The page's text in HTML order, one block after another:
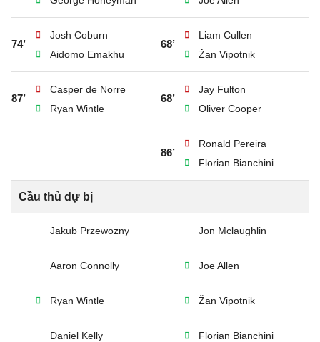
74’
Josh Coburn
Aidomo Emakhu
68’
Liam Cullen
Žan Vipotnik
87’
Casper de Norre
Ryan Wintle
68’
Jay Fulton
Oliver Cooper
86’
Ronald Pereira
Florian Bianchini
Cầu thủ dự bị
Jakub Przewozny Jon Mclaughlin
Aaron Connolly Joe Allen
Ryan Wintle Žan Vipotnik
Daniel Kelly Florian Bianchini